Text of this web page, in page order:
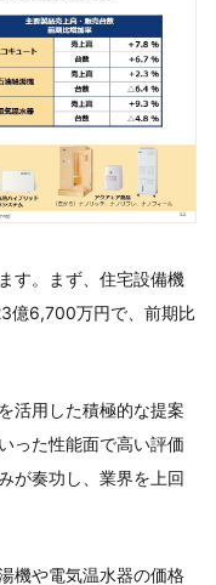
す。まず、住宅設備機
億6,700万円で、前期比
活用した積極的な提案
った性能面で高い評価
が奏功し、業界を上回
機や電気温水器の価格